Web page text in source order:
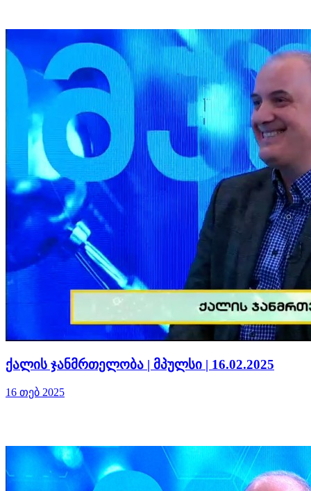
ქალის ჯანმრთელობა | მპულსი | 16.02.2025
16 თებ 2025